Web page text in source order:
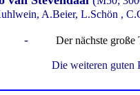
A.Beier, L.Schön ,
Der nächste große
Die weiteren guten